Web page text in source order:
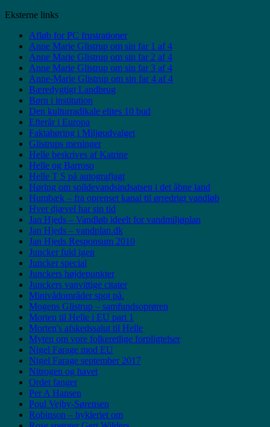
Eksterne links
Afløb for PC frustrationer
Anne Marie Glistrup om sin far 1 af 4
Anne Marie Glistrup om sin far 2 af 4
Anne Marie Glistrup om sin far 3 af 4
Anne-Marie Glistrup om sin far 4 af 4
Bæredygtigt Landbrug
Børn i institution
Den kulturradikale elites 10 bud
Efterår i Europa
Faktahøring i Miljøudvalget
Glistrups meninger
Helle beskrives af Katrine
Helle og Barroso
Helle T S på autografjagt
Høring om spildevandsindsatsen i det åbne land
Humbæk – fra oprenset kanal til ørredrigt vandløb
Hver djævel har sin tid
Jan Hjeds – Vandløb ideelt for vandmiljøplan
Jan Hjeds – vandplan.dk
Jan Hjeds Responsum 2010
Juncker fuld igen
Juncker special
Junckers højdepunkter
Junckers vanvittige citater
Minivådområder spot på.
Mogens Glistrup – samfundsoprøren
Morten til Helle i EU part 1
Morten's afskedssalut til Helle
Myten om vore folkeretlige forpligtelser
Nigel Farage mod EU
Nigel Farage september 2017
Nitrogen og havet
Ordet fanger
Per A Hansen
Poul Vejby-Sørensen
Robinson – hykleriet om